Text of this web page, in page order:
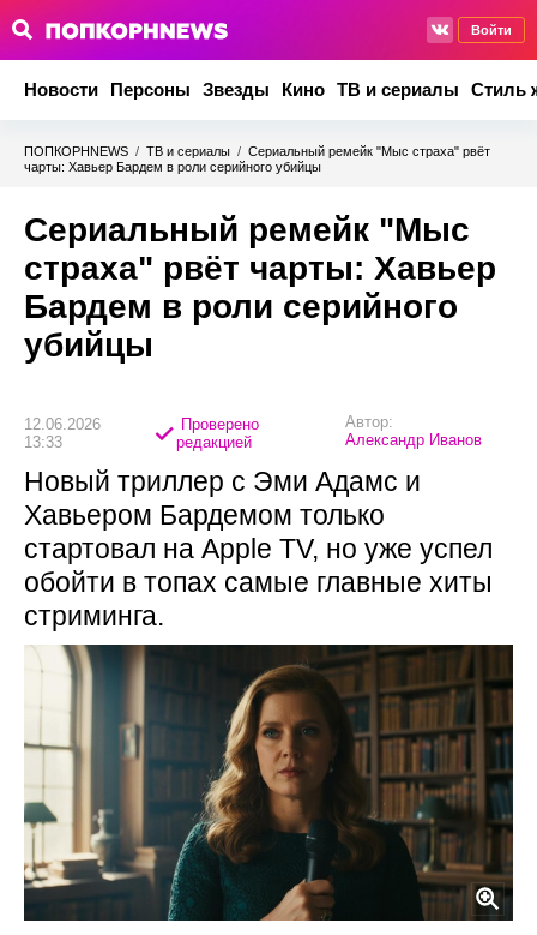
Войти
Новости Персоны Звезды Кино ТВ и сериалы Стиль
ПОПКОРНNEWS / ТВ и сериалы / Сериальный ремейк "Мыс страха" рвёт
чарты: Хавьер Бардем в роли серийного убийцы
Сериальный ремейк "Мыс
страха" рвёт чарты: Хавьер
Бардем в роли серийного
убийцы
12.06.2026
13:33
Проверено
редакцией
Автор:
Александр Иванов
Новый триллер с Эми Адамс и
Хавьером Бардемом только
стартовал на Apple TV, но уже успел
обойти в топах самые главные хиты
стриминга.